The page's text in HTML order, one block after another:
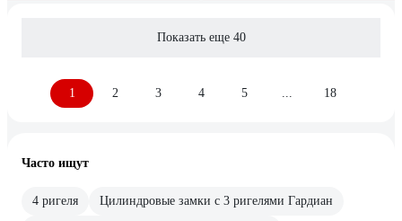
Показать еще 40
1 2 3 4 5 18
Часто ищут
4 ригеля Цилиндровые замки с 3 ригелями Гардиан